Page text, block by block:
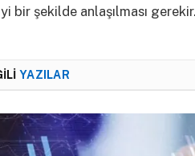
bir şekilde anlaşılması gerekir.
YAZILAR